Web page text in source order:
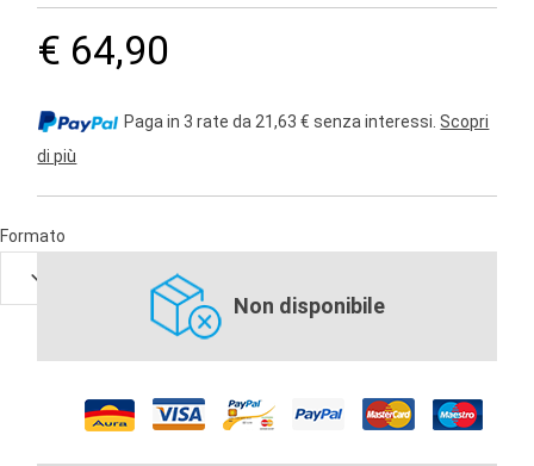
€ 64,90
Paga in 3 rate da 21,63 € senza interessi.Scopri
di più
Formato
Non disponibile